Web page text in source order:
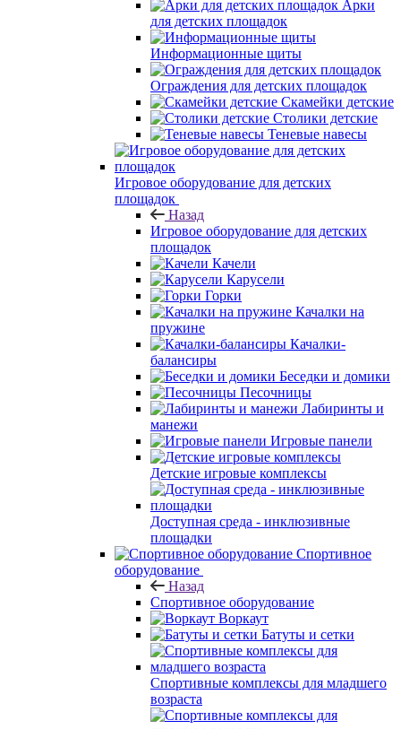
Арки
для детских площадок
Информационные щиты
Ограждения для детских площадок
Скамейки детские
Столики детские
Теневые навесы
Игровое оборудование для детских
площадок
Назад
Игровое оборудование для детских
площадок
Качели
Карусели
Горки
Качалки на
пружине
Качалки-
балансиры
Беседки и домики
Песочницы
Лабиринты и
манежи
Игровые панели
Детские игровые комплексы
Доступная среда - инклюзивные
площадки
Спортивное
оборудование
Назад
Спортивное оборудование
Воркаут
Батуты и сетки
Спортивные комплексы для младшего
возраста